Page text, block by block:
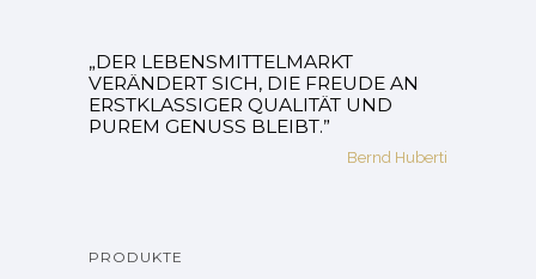
„DER LEBENSMITTELMARKT
VERÄNDERT SICH, DIE FREUDE AN
ERSTKLASSIGER QUALITÄT UND
PUREM GENUSS BLEIBT.”
Bernd Huberti
PRODUKTE